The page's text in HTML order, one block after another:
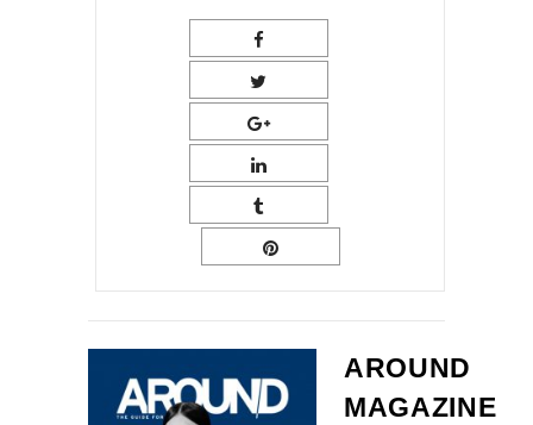
AROUND
MAGAZINE